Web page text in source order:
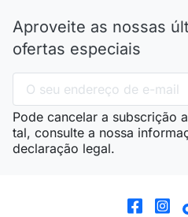
Aproveite as nossas
ofertas especiais
Pode cancelar a subscrição
tal, consulte a nossa
declaração legal.